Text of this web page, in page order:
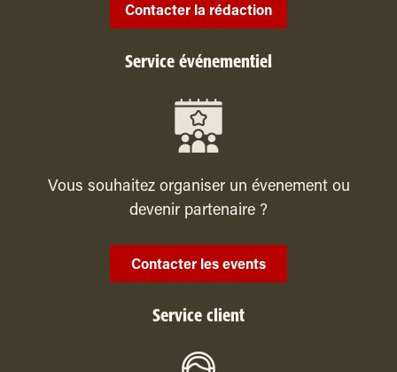
Contacter la rédaction
Service événementiel
Vous souhaitez organiser un évenement ou
devenir partenaire ?
Contacter les events
Service client